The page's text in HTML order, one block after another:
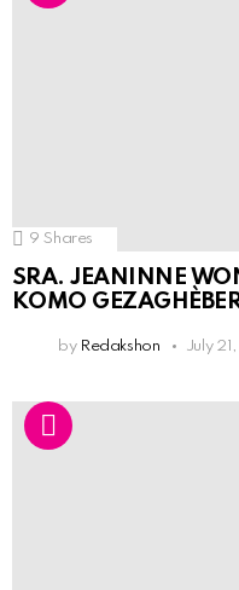
9 Shares
SRA. JEANINNE
KOMO
by Redakshon July